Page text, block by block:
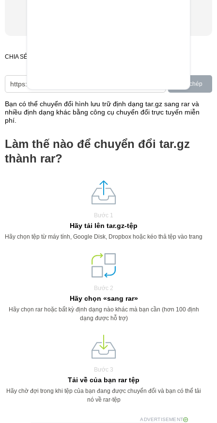
CHIA SẺ
Sao chép
Bạn có thể chuyển đổi hình lưu trữ định dạng tar.gz sang rar và
nhiều định dạng khác bằng công cụ chuyển đổi trực tuyến miễn
phí.
Làm thế nào để chuyển đổi tar.gz
thành rar?
Bước 1
Hãy tải lên tar.gz-tệp
Hãy chọn tệp từ máy tính, Google Disk, Dropbox hoặc kéo thả tệp vào trang
Bước 2
Hãy chọn «sang rar»
Hãy chọn rar hoặc bất kỳ định dạng nào khác mà bạn cần (hơn 100 định
dạng được hỗ trợ)
Bước 3
Tải về của bạn rar tệp
Hãy chờ đợi trong khi tệp của bạn đang được chuyển đổi và bạn có thể tải
nó về rar-tệp
ADVERTISEMENT